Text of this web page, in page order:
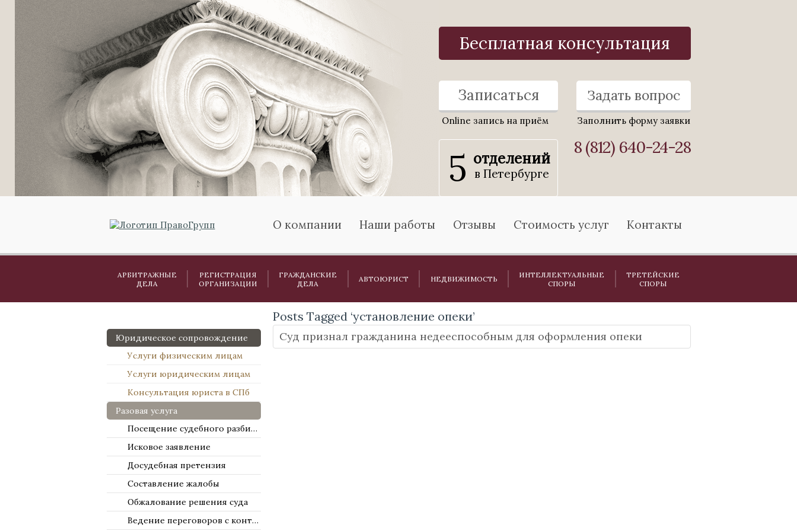
Бесплатная консультация
Записаться
Online запись на приём
Задать вопрос
Заполнить форму заявки
5 отделений
в Петербурге
8 (812) 640-24-28
О компании Наши работы Отзывы Стоимость услуг Контакты
АРБИТРАЖНЫЕ
ДЕЛА
РЕГИСТРАЦИЯ
ОРГАНИЗАЦИИ
ГРАЖДАНСКИЕ
ДЕЛА
АВТОЮРИСТ НЕДВИЖИМОСТЬ
ИНТЕЛЛЕКТУАЛЬНЫЕ
СПОРЫ
ТРЕТЕЙСКИЕ
СПОРЫ
Юридическое сопровождение
Услуги физическим лицам
Услуги юридическим лицам
Консультация юриста в СПб
Разовая услуга
Посещение судебного разбирательства
Исковое заявление
Досудебная претензия
Составление жалобы
Обжалование решения суда
Ведение переговоров с контрагентами
Posts Tagged ‘установление опеки’
Суд признал гражданина недееспособным для оформления опеки